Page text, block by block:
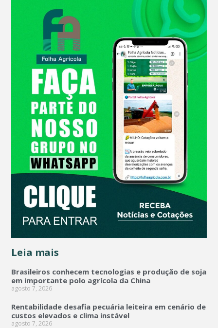
Leia mais
Brasileiros conhecem tecnologias e produção de soja
em importante polo agrícola da China
agosto 7, 2026
Rentabilidade desafia pecuária leiteira em cenário de
custos elevados e clima instável
agosto 7, 2026